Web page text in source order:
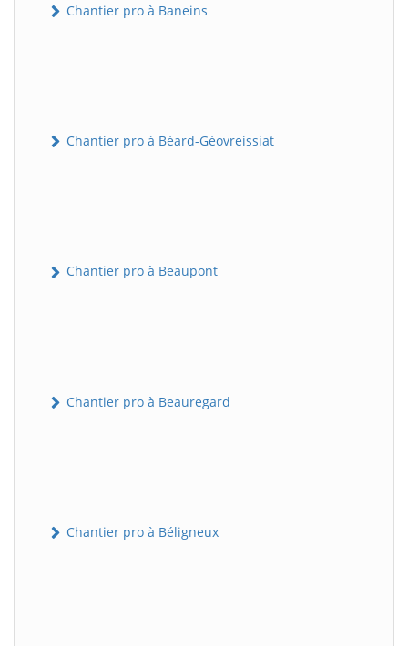
Chantier pro à Baneins
Chantier pro à Béard-Géovreissiat
Chantier pro à Beaupont
Chantier pro à Beauregard
Chantier pro à Béligneux